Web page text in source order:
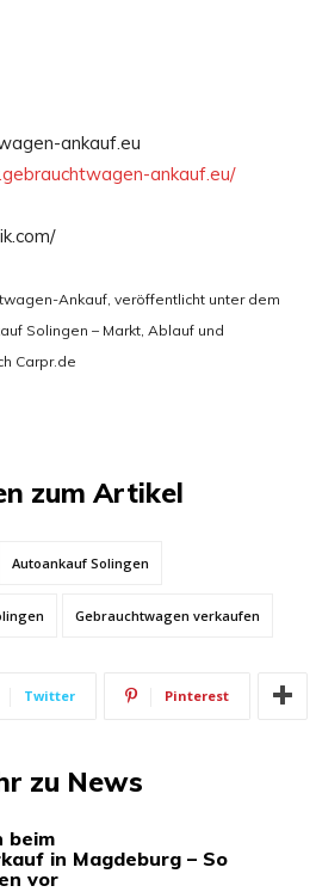
ankauf.eu
ankauf.eu/
Ankauf, veröffentlicht unter dem
Solingen – Markt, Ablauf und
Carpr.de
zum Artikel
Autoankauf Solingen
Gebrauchtwagen verkaufen
Twitter Pinterest
zu News
beim
in Magdeburg – So
vor